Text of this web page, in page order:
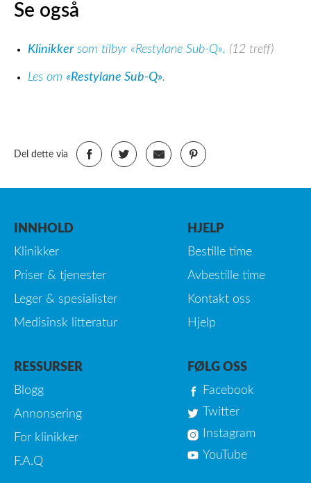
Se også
Klinikkersom tilbyr «Restylane Sub-Q». (12 treff)
Les om «Restylane Sub-Q».
Del dette via
INNHOLD
Klinikker
Priser & tjenester
Leger & spesialister
Medisinsk litteratur
HJELP
Bestille time
Avbestille time
Kontakt oss
Hjelp
RESSURSER
Blogg
Annonsering
For klinikker
F.A.Q
FØLG OSS
Facebook
Twitter
Instagram
YouTube